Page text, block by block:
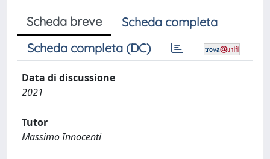
Scheda breve
Scheda completa
Scheda completa (DC)
Data di discussione
2021
Tutor
Massimo Innocenti